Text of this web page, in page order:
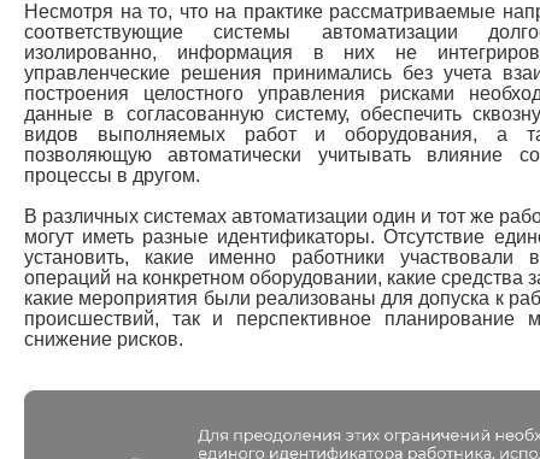
Несмотря на то, что на практике рассматриваемые
соответствующие системы автоматизации
изолированно, информация в них не
управленческие решения принимались без учета
построения целостного управления рисками
данные в согласованную систему, обеспечить
видов выполняемых работ и оборудования, а
позволяющую автоматически учитывать влияние
процессы в другом.
В различных системах автоматизации один и тот же
могут иметь разные идентификаторы. Отсутствие
установить, какие именно работники участвовали
операций на конкретном оборудовании, какие
какие мероприятия были реализованы для допуска к
происшествий, так и перспективное планирование
снижение рисков.